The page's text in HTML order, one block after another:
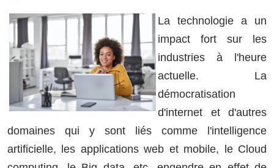
La technologie a un
impact fort sur les
industries à l'heure
actuelle. La
démocratisation
d'internet et d'autres
domaines qui y sont liés comme l'intelligence
artificielle, les applications web et mobile, le Cloud